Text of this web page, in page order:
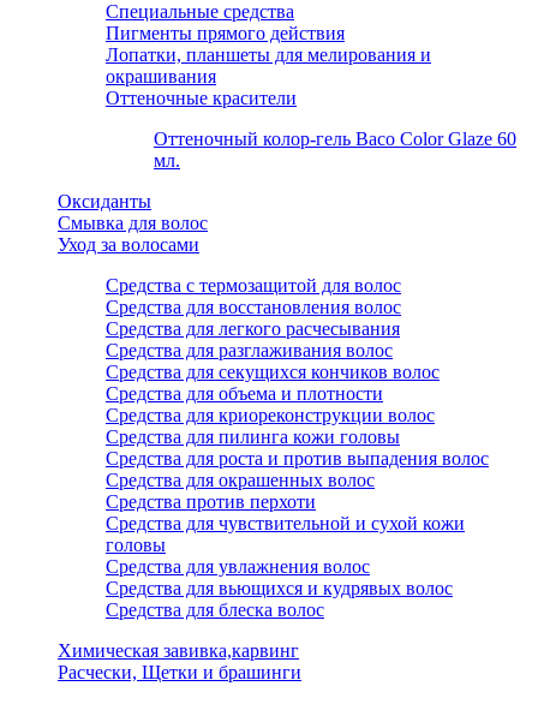
Специальные средства
Пигменты прямого действия
Лопатки, планшеты для мелирования и
окрашивания
Оттеночные красители
Оттеночный колор-гель Baco Color Glaze 60
мл.
Оксиданты
Смывка для волос
Уход за волосами
Средства с термозащитой для волос
Средства для восстановления волос
Средства для легкого расчесывания
Средства для разглаживания волос
Средства для секущихся кончиков волос
Средства для объема и плотности
Средства для криореконструкции волос
Средства для пилинга кожи головы
Средства для роста и против выпадения волос
Средства для окрашенных волос
Средства против перхоти
Средства для чувствительной и сухой кожи
головы
Средства для увлажнения волос
Средства для вьющихся и кудрявых волос
Средства для блеска волос
Химическая завивка,карвинг
Расчески, Щетки и брашинги